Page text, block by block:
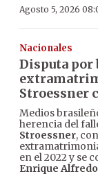
Agosto 5, 2026
Nacionales
Disputa por
Stroessner
Medios
herencia del
Stroessner,
en el 2022 y se
Enrique